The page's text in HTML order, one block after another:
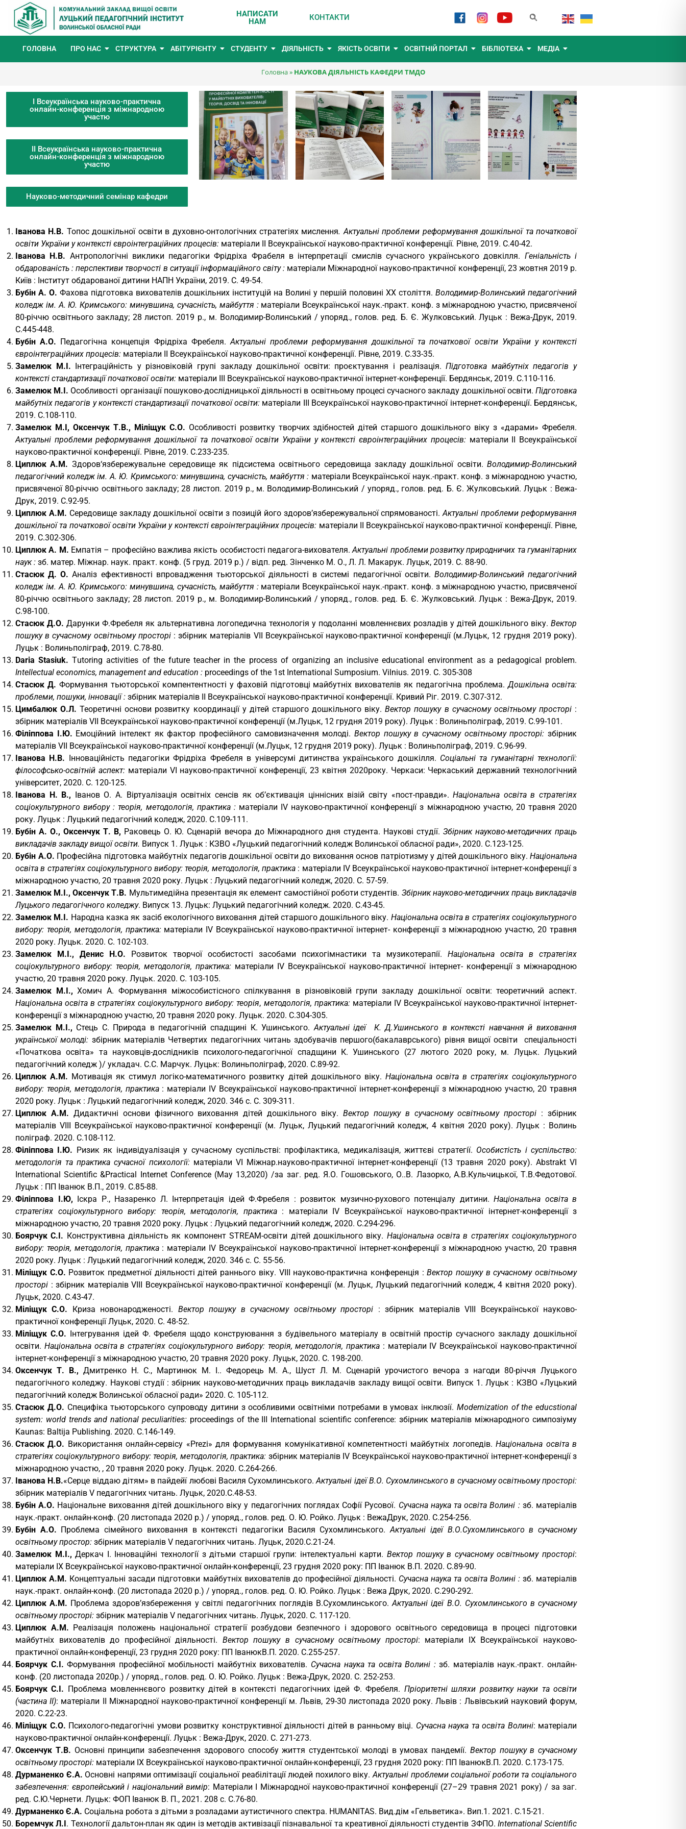
НАПИСАТИ
НАМ
КОНТАКТИ
ГОЛОВНА ПРО НАС СТРУКТУРА АБІТУРІЄНТУ СТУДЕНТУ ДІЯЛЬНІСТЬ ЯКІСТЬ ОСВІТИ ОСВІТНІЙ ПОРТАЛ БІБЛІОТЕКА МЕДІА
Головна» НАУКОВА ДІЯЛЬНІСТЬ КАФЕДРИ ТМДО
І Всеукраїнська науково-практична
онлайн-конференція з міжнародною
участю
ІІ Всеукраїнська науково-практична
онлайн-конференція з міжнародною
участю
Науково-методичний семінар кафедри
Іванова Н.В. Топос дошкільної освіти в духовно-онтологічних стратегіях мислення. Актуальні проблеми реформування дошкільної та початкової
освіти України у контексті євроінтеграційних процесів: матеріали ІІ Всеукраїнської науково-практичної конференції. Рівне, 2019. С.40-42.
Іванова Н.В. Антропологічні виклики педагогіки Фрідріха Фрабеля в інтерпретації смислів сучасного українського довкілля. Геніальність і
обдарованість : перспективи творчості в ситуації інформаційного світу : матеріали Міжнародної науково-практичної конференції, 23 жовтня 2019 р.
Київ : Інститут обдарованої дитини НАПН України, 2019. С. 49-54.
Бубін А. О. Фахова підготовка вихователів дошкільних інституцій на Волині у першій половині ХХ століття. Володимир-Волинський педагогічний
коледж ім. А. Ю. Кримського: минувшина, сучасність, майбуття : матеріали Всеукраїнської наук.-практ. конф. з міжнародною участю, присвяченої
80-річчю освітнього закладу; 28 листоп. 2019 р., м. Володимир-Волинський / упоряд., голов. ред. Б. Є. Жулковський. Луцьк : Вежа-Друк, 2019.
С.445-448.
Бубін А.О. Педагогічна концепція Фрідріха Фребеля.Актуальні проблеми реформування дошкільної та початкової освіти України у контексті
євроінтеграційних процесів: матеріали ІІ Всеукраїнської науково-практичної конференції. Рівне, 2019. С.33-35.
Замелюк М.І. Інтеграційність у різновіковій групі закладу дошкільної освіти: проєктування і реалізація.Підготовка майбутніх педагогів у
контексті стандартизації початкової освіти: матеріали ІІІ Всеукраїнської науково-практичної інтернет-конференції. Бердянськ, 2019. С.110-116.
Замелюк М.І. Особливості організації пошуково-дослідницької діяльності в освітньому процесі сучасного закладу дошкільної освіти.Підготовка
майбутніх педагогів у контексті стандартизації початкової освіти: матеріали ІІІ Всеукраїнської науково-практичної інтернет-конференції. Бердянськ,
2019. С.108-110.
Замелюк М.І, Оксенчук Т.В., Міліщук С.О. Особливості розвитку творчих здібностей дітей старшого дошкільного віку з «дарами» Фребеля.
Актуальні проблеми реформування дошкільної та початкової освіти України у контексті євроінтеграційних процесів: матеріали ІІ Всеукраїнської
науково-практичної конференції. Рівне, 2019. С.233-235.
Циплюк А.М. Здоров‘язбережувальне середовище як підсистема освітнього середовища закладу дошкільної освіти.Володимир-Волинський
педагогічний коледж ім. А. Ю. Кримського: минувшина, сучасність, майбуття : матеріали Всеукраїнської наук.-практ. конф. з міжнародною участю,
присвяченої 80-річчю освітнього закладу; 28 листоп. 2019 р., м. Володимир-Волинський / упоряд., голов. ред. Б. Є. Жулковський. Луцьк : Вежа-
Друк, 2019. С.92-95.
Циплюк А.М. Середовище закладу дошкільної освіти з позицій його здоров’язбережувальної спрямованості.Актуальні проблеми реформування
дошкільної та початкової освіти України у контексті євроінтеграційних процесів: матеріали ІІ Всеукраїнської науково-практичної конференції. Рівне,
2019. С.302-306.
Циплюк А. М. Емпатія – професійно важлива якість особистості педагога-вихователя.Актуальні проблеми розвитку природничих та гуманітарних
наук : зб. матер. Міжнар. наук. практ. конф. (5 груд. 2019 р.) / відп. ред. Зінченко М. О., Л. Л. Макарук. Луцьк, 2019. С. 88-90.
Стасюк Д. О. Аналіз ефективності впровадження тьюторської діяльності в системі педагогічної освіти. Володимир-Волинський педагогічний
коледж ім. А. Ю. Кримського: минувшина, сучасність, майбуття : матеріали Всеукраїнської наук.-практ. конф. з міжнародною участю, присвяченої
80-річчю освітнього закладу; 28 листоп. 2019 р., м. Володимир-Волинський / упоряд., голов. ред. Б. Є. Жулковський. Луцьк : Вежа-Друк, 2019.
С.98-100.
Стасюк Д.О. Дарунки Ф.Фребеля як альтернативна логопедична технологія у подоланні мовленнєвих розладів у дітей дошкільного віку. Вектор
пошуку в сучасному освітньому просторі : збірник матеріалів VII Всеукраїнської науково-практичної конференції (м.Луцьк, 12 грудня 2019 року).
Луцьк : Волиньполіграф, 2019. С.78-80.
Daria Stasiuk. Тutoring activities of the future teacher in the process of organizing an inclusive educational environment as a pedagogical problem.
Intellectual economics, management and education : proceedings of the 1st International Sumposium. Vilnius. 2019. C. 305-308
Стасюк Д. Формування тьюторської компентентності у фаховій підготовці майбутніх вихователів як педагогічна проблема.Дошкільна освіта:
проблеми, пошуки, інновації : збірник матеріалів ІІ Всеукраїнської науково-практичної конференції. Кривий Ріг. 2019. С.307-312.
Цимбалюк О.Л. Теоретичні основи розвитку координації у дітей старшого дошкільного віку.Вектор пошуку в сучасному освітньому просторі :
збірник матеріалів VII Всеукраїнської науково-практичної конференції (м.Луцьк, 12 грудня 2019 року). Луцьк : Волиньполіграф, 2019. С.99-101.
Філіппова І.Ю. Емоційний інтелект як фактор професійного самовизначення молоді.Вектор пошуку в сучасному освітньому просторі: збірник
матеріалів VII Всеукраїнської науково-практичної конференції (м.Луцьк, 12 грудня 2019 року). Луцьк : Волиньполіграф, 2019. С.96-99.
Іванова Н.В. Інноваційність педагогіки Фрідріха Фребеля в універсумі дитинства українського дошкілля. Соціальні та гуманітарні технології:
філософсько-освітній аспект: матеріали VI науково-практичної конференції, 23 квітня 2020року. Черкаси: Черкаський державний технологічний
університет, 2020. С. 120-125.
Іванова Н. В., Іванов О. А. Віртуалізація освітніх сенсів як об’єктивація ціннісних візій світу «пост-правди».Національна освіта в стратегіях
соціокультурного вибору : теорія, методологія, практика : матеріали ІV науково-практичної конференції з міжнародною участю, 20 травня 2020
року. Луцьк : Луцький педагогічний коледж, 2020. С.109-111.
Бубін А. О., Оксенчук Т. В, Раковець О. Ю. Сценарій вечора до Міжнародного дня студента. Наукові студії. Збірник науково-методичних праць
викладачів закладу вищої освіти. Випуск 1. Луцьк : КЗВО «Луцький педагогічний коледж Волинської обласної ради», 2020. С.123-125.
Бубін А.О. Професійна підготовка майбутніх педагогів дошкільної освіти до виховання основ патріотизму у дітей дошкільного віку. Національна
освіта в стратегіях соціокультурного вибору: теорія, методологія, практика : матеріали IV Всеукраїнської науково-практичної інтернет-конференції з
міжнародною участю, 20 травня 2020 року. Луцьк : Луцький педагогічний коледж, 2020. С. 57-59.
Замелюк М.І., Оксенчук Т.В. Мультимедійна презентація як елемент самостійної роботи студентів. Збірник науково-методичних праць викладачів
Луцького педагогічного коледжу. Випуск 13. Луцьк: Луцький педагогічний коледж. 2020. С.43-45.
Замелюк М.І. Народна казка як засіб екологічного виховання дітей старшого дошкільного віку. Національна освіта в стратегіях соціокультурного
вибору: теорія, методологія, практика: матеріали IV Всеукраїнської науково-практичної інтернет- конференції з міжнародною участю, 20 травня
2020 року. Луцьк. 2020. С. 102-103.
Замелюк М.І., Денис Н.О. Розвиток творчої особистості засобами психогімнастики та музикотерапії. Національна освіта в стратегіях
соціокультурного вибору: теорія, методологія, практика: матеріали IV Всеукраїнської науково-практичної інтернет- конференції з міжнародною
участю, 20 травня 2020 року. Луцьк. 2020. С. 103-105.
Замелюк М.І., Хомич А. Формування міжособистісного спілкування в різновіковій групи закладу дошкільної освіти: теоретичний аспект.
Національна освіта в стратегіях соціокультурного вибору: теорія, методологія, практика: матеріали IV Всеукраїнської науково-практичної інтернет-
конференції з міжнародною участю, 20 травня 2020 року. Луцьк. 2020. С.304-305.
Замелюк М.І., Стець С. Природа в педагогічній спадщині К. Ушинського.Актуальні ідеї К. Д.Ушинського в контексті навчання й виховання
української молоді: збірник матеріалів Четвертих педагогічних читань здобувачів першого(бакалаврського) рівня вищої освіти спеціальності
«Початкова освіта» та науковців-дослідників психолого-педагогічної спадщини К. Ушинського (27 лютого 2020 року, м. Луцьк. Луцький
педагогічний коледж )/ укладач. С.С. Марчук. Луцьк: Волиньполіграф, 2020. С.89-92.
Циплюк А.М. Мотивація як стимул логіко-математичного розвитку дітей дошкільного віку. Національна освіта в стратегіях соціокультурного
вибору: теорія, методологія, практика: матеріали IV Всеукраїнської науково-практичної інтернет-конференції з міжнародною участю, 20 травня
2020 року. Луцьк : Луцький педагогічний коледж, 2020. 346 с. С. 309-311.
Циплюк А.М. Дидактичні основи фізичного виховання дітей дошкільного віку. Вектор пошуку в сучасному освітньому просторі : збірник
матеріалів VІІІ Всеукраїнської науково-практичної конференції (м. Луцьк, Луцький педагогічний коледж, 4 квітня 2020 року). Луцьк : Волинь
поліграф. 2020. С.108-112.
Філіппова І.Ю. Ризик як індивідуалізація у сучасному суспільстві: профілактика, медикалізація, життєві стратегії. Особистість і суспільство:
методологія та практика сучасної психології: матеріали VI Міжнар.науково-практичної інтернет-конференції (13 травня 2020 року). Abstrakt VI
International Scientific &Practical Internet Conference (May 13,2020) /за заг. ред. Я.О. Гошовського, О..В. Лазорко, А.В.Кульчицької, Т.В.Федотової.
Луцьк : ПП Іванюк В.П., 2019. С.85-88.
Філіппова І.Ю, Іскра Р., Назаренко Л. Інтерпретація ідей Ф.Фребеля : розвиток музично-рухового потенціалу дитини. Національна освіта в
стратегіях соціокультурного вибору: теорія, методологія, практика: матеріали IV Всеукраїнської науково-практичної інтернет-конференції з
міжнародною участю, 20 травня 2020 року. Луцьк : Луцький педагогічний коледж, 2020. С.294-296.
Боярчук С.І. Конструктивна діяльність як компонент STREAM-освіти дітей дошкільного віку. Національна освіта в стратегіях соціокультурного
вибору: теорія, методологія, практика: матеріали IV Всеукраїнської науково-практичної інтернет-конференції з міжнародною участю, 20 травня
2020 року. Луцьк : Луцький педагогічний коледж, 2020. 346 с. С. 55-56.
Міліщук С.О. Розвиток предметної діяльності дітей раннього віку. VІІІ науково-практична конференція :Вектор пошуку в сучасному освітньому
просторі : збірник матеріалів VІІІ Всеукраїнської науково-практичної конференції (м. Луцьк, Луцький педагогічний коледж, 4 квітня 2020 року).
Луцьк, 2020. С.43-47.
Міліщук С.О. Криза новонародженості. Вектор пошуку в сучасному освітньому просторі : збірник матеріалів VІІІ Всеукраїнської науково-
практичної конференції Луцьк, 2020. С. 48-52.
Міліщук С.О. Інтегрування ідей Ф. Фребеля щодо конструювання з будівельного матеріалу в освітній простір сучасного закладу дошкільної
освіти. Національна освіта в стратегіях соціокультурного вибору: теорія, методологія, практика : матеріали IV Всеукраїнської науково-практичної
інтернет-конференції з міжнародною участю, 20 травня 2020 року. Луцьк, 2020. С. 198-200.
Оксенчук Т. В., Дмитренко Н. С., Мартинюк М. І.. Федорець М. А., Шуст Л. М. Сценарій урочистого вечора з нагоди 80-річчя Луцького
педагогічного коледжу. Наукові студії : збірник науково-методичних праць викладачів закладу вищої освіти. Випуск 1. Луцьк : КЗВО «Луцький
педагогічний коледж Волинської обласної ради» 2020. С. 105-112.
Стасюк Д.О. Специфіка тьюторського супроводу дитини з особливими освітніми потребами в умовах інклюзії. Modernization of the educstional
system: world trends and national peculiarities: proceedings of the III International scientific conference: збірник матеріалів міжнародного симпозіуму
Kaunas: Baltija Publishing. 2020. С.146-149.
Стасюк Д.О. Використання онлайн-сервісу «Рrezi» для формування комунікативної компетентності майбутніх логопедів.Національна освіта в
стратегіях соціокультурного вибору: теорія, методологія, практика: збірник матеріалів IV Всеукраїнської науково-практичної інтернет-конференції з
міжнародною участю, , 20 травня 2020 року. Луцьк. 2020. С.264-266.
Іванова Н.В.«Серце віддаю дітям» в пайдейї любові Василя Сухомлинського.Актуальні ідеї В.О. Сухомлинського в сучасному освітньому просторі:
збірник матеріалів V педагогічних читань. Луцьк, 2020.С.48-53.
Бубін А.О. Національне виховання дітей дошкільного віку у педагогічних поглядах Софії Русової. Сучасна наука та освіта Волині : зб. матеріалів
наук.-практ. онлайн-конф. (20 листопада 2020 р.) / упоряд., голов. ред. О. Ю. Ройко. Луцьк : ВежаДрук, 2020. С.254-256.
Бубін А.О. Проблема сімейного виховання в контексті педагогіки Василя Сухомлинського.Актуальні ідеї В.О.Сухомлинського в сучасному
освітньому простор: збірник матеріалів V педагогічних читань. Луцьк, 2020.С.21-24.
Замелюк М.І., Деркач І. Інноваційні технології з дітьми старшої групи: інтелектуальні карти.Вектор пошуку в сучасному освітньому просторі:
матеріали IX Всеукраїнської науково-практичної онлайн-конференції, 23 грудня 2020 року: ПП Іванюк В.П. 2020. С.89-90.
Циплюк А.М. Концептуальні засади підготовки майбутніх вихователів до професійної діяльності. Сучасна наука та освіта Волині : зб. матеріалів
наук.-практ. онлайн-конф. (20 листопада 2020 р.) / упоряд., голов. ред. О. Ю. Ройко. Луцьк : Вежа Друк, 2020. С.290-292.
Циплюк А.М. Проблема здоров’язбереження у світлі педагогічних поглядів В.Сухомлинського.Актуальні ідеї В.О. Сухомлинського в сучасному
освітньому просторі: збірник матеріалів V педагогічних читань. Луцьк, 2020. С. 117-120.
Циплюк А.М. Реалізація положень національної стратегії розбудови безпечного і здорового освітнього середовища в процесі підготовки
майбутніх вихователів до професійної діяльності. Вектор пошуку в сучасному освітньому просторі: матеріали IX Всеукраїнської науково-
практичної онлайн-конференції, 23 грудня 2020 року: ПП ІванюкВ.П. 2020. С.255-257.
Боярчук С.І. Формування професійної мобільності майбутніх вихователів. Сучасна наука та освіта Волині :зб. матеріалів наук.-практ. онлайн-
конф. (20 листопада 2020р.) / упоряд., голов. ред. О. Ю. Ройко. Луцьк : Вежа-Друк, 2020. С. 252-253.
Боярчук С.І. Проблема мовленнєвого розвитку дітей в контексті педагогічних ідей Ф. Фребеля. Пріоритетні шляхи розвитку науки та освіти
(частина IІ): матеріали II Міжнародної науково-практичної конференції м. Львів, 29-30 листопада 2020 року. Львів : Львівський науковий форум,
2020. С.22-23.
Міліщук С.О. Психолого-педагогічні умови розвитку конструктивної діяльності дітей в ранньому віці. Сучасна наука та освіта Волині: матеріали
науково-практичної онлайн-конференції. Луцьк : Вежа-Друк, 2020. С. 271-273.
Оксенчук Т.В. Основні принципи забезпечення здорового способу життя студентської молоді в умовах пандемії. Вектор пошуку в сучасному
освітньому просторі: матеріали IX Всеукраїнської науково-практичної онлайн-конференції, 23 грудня 2020 року: ПП ІванюкВ.П. 2020. С.173-175.
Дурманенко Є.А. Основні напрями оптимізації соціальної реабілітації людей похилого віку.Актуальні проблеми соціальної роботи та соціального
забезпечення: європейський і національний вимір: Матеріали І Міжнародної науково-практичної конференції (27–29 травня 2021 року) / за заг.
ред. С.Ю.Чернети. Луцьк: ФОП Іванюк В. П., 2021. 208 с. С.76-80.
Дурманенко Є.А. Соціальна робота з дітьми з розладами аутистичного спектра. HUMANITAS. Вид.дім «Гельветика». Вип.1. 2021. С.15-21.
Боремчук Л.І. Технології дальтон-план як один із методів активізації пізнавальної та креативної діяльності студентів ЗФПО. International Scientific